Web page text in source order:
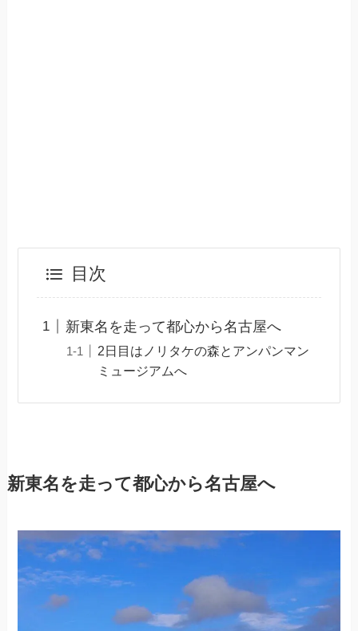
目次
新東名を走って都心から名古屋へ
2日目はノリタケの森とアンパンマン
ミュージアムへ
新東名を走って都心から名古屋へ